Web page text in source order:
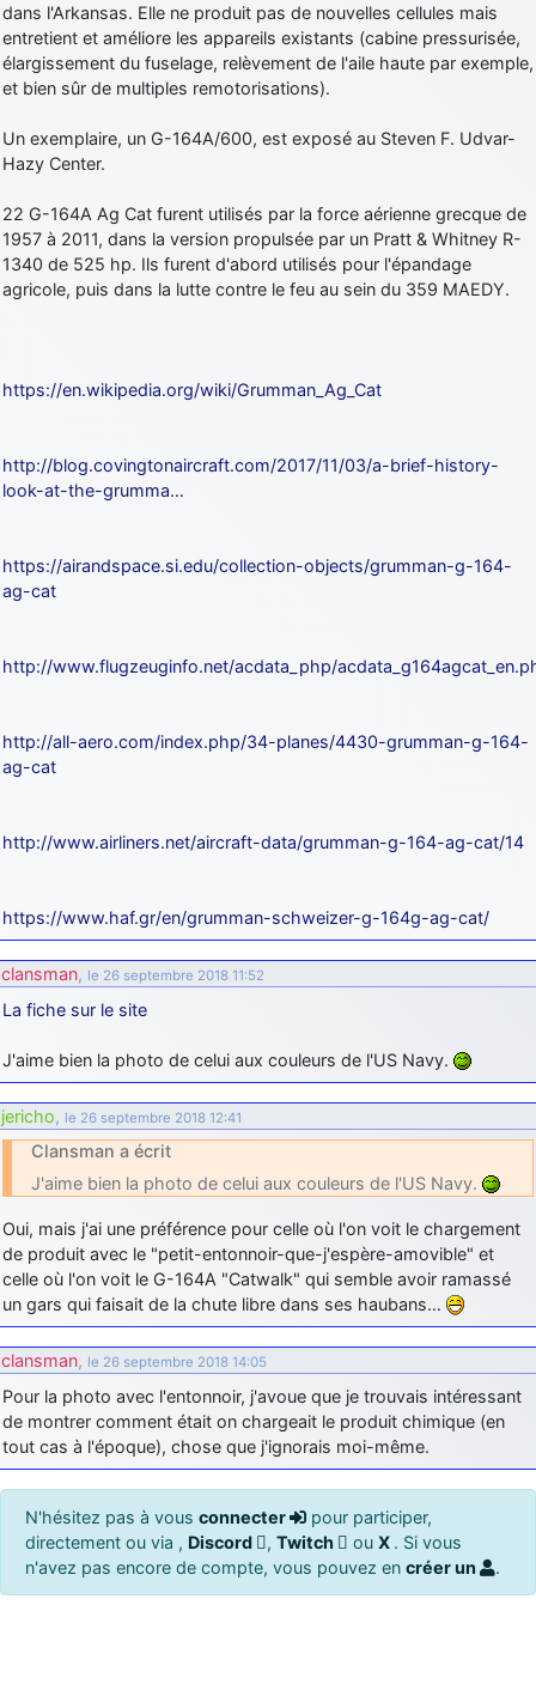
dans l'Arkansas. Elle ne produit pas de nouvelles cellules mais
entretient et améliore les appareils existants (cabine pressurisée,
élargissement du fuselage, relèvement de l'aile haute par exemple,
et bien sûr de multiples remotorisations).
Un exemplaire, un G-164A/600, est exposé au Steven F. Udvar-
Hazy Center.
22 G-164A Ag Cat furent utilisés par la force aérienne grecque de
1957 à 2011, dans la version propulsée par un Pratt & Whitney R-
1340 de 525 hp. Ils furent d'abord utilisés pour l'épandage
agricole, puis dans la lutte contre le feu au sein du 359 MAEDY.
https://en.wikipedia.org/wiki/Grumman_Ag_Cat
http://blog.covingtonaircraft.com/2017/11/03/a-brief-history-
look-at-the-grumma…
https://airandspace.si.edu/collection-objects/grumman-g-164-
ag-cat
http://www.flugzeuginfo.net/acdata_php/
http://all-aero.com/index.php/34-planes/4430-grumman-g-164-
ag-cat
http://www.airliners.net/aircraft-data/grumman-g-164-ag-cat/14
https://www.haf.gr/en/grumman-schweizer-g-164g-ag-cat/
clansman, le 26 septembre 2018 11:52
La fiche sur le site
J'aime bien la photo de celui aux couleurs de l'US Navy.
jericho, le 26 septembre 2018 12:41
Clansman a écrit
J'aime bien la photo de celui aux couleurs de l'US Navy.
Oui, mais j'ai une préférence pour celle où l'on voit le chargement
de produit avec le "petit-entonnoir-que-j'espère-amovible" et
celle où l'on voit le G-164A "Catwalk" qui semble avoir ramassé
un gars qui faisait de la chute libre dans ses haubans…
clansman, le 26 septembre 2018 14:05
Pour la photo avec l'entonnoir, j'avoue que je trouvais intéressant
de montrer comment était on chargeait le produit chimique (en
tout cas à l'époque), chose que j'ignorais moi-même.
N'hésitez pas à vous connecter
pour participer,
directement ou via , Discord , Twitch ou X . Si vous
n'avez pas encore de compte, vous pouvez en créer un .